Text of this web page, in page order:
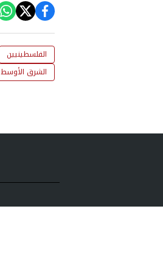
الفلسطينيين
الشرق الأوسط